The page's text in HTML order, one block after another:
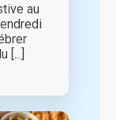
au
[...]